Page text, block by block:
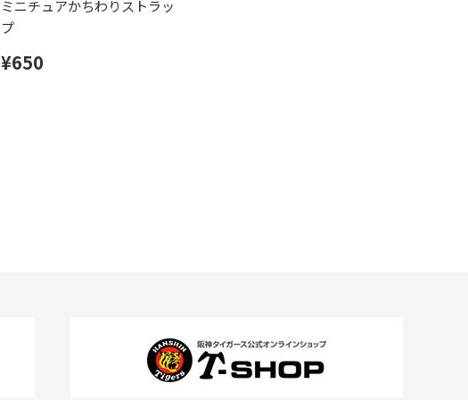
ミニチュアかちわりストラッ
プ
¥650